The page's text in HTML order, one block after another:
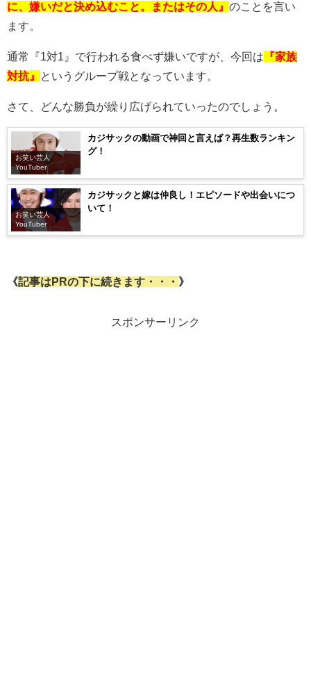
に、嫌いだと決め込むこと。またはその人』 のことを言い
ます。
通常『1対1』で行われる食べず嫌いですが、今回は 『家族
対抗』
というグループ戦となっています。
さて、どんな勝負が繰り広げられていったのでしょう。
お笑い芸人
YouTuber
カジサックの動画で神回と言えば？再生数ランキン
グ！
お笑い芸人
YouTuber
カジサックと嫁は仲良し！エピソードや出会いにつ
いて！
《記事はPRの下に続きます・・・ 》
スポンサーリンク